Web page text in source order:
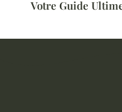
Votre Guide